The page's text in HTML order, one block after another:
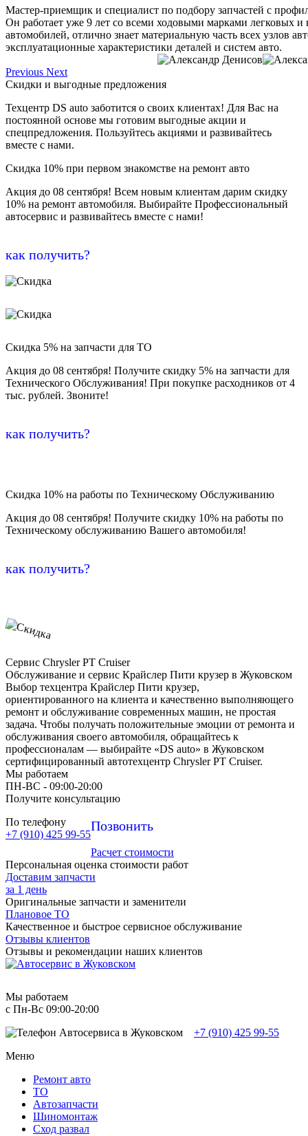
Мастер-приемщик и специалист по подбору запчастей с
Он работает уже 9 лет со всеми ходовыми марками легковых и
автомобилей, отлично знает материальную часть всех узлов
эксплуатационные характеристики деталей и систем авто.
Previous Next
Скидки и выгодные предложения
Техцентр DS auto заботится о своих клиентах! Для Вас на
постоянной основе мы готовим выгодные акции и
спецпредложения. Пользуйтесь акциями и развивайтесь
вместе с нами.
Скидка 10% при первом знакомстве на ремонт авто
Акция до 08 сентября! Всем новым клиентам дарим скидку
10% на ремонт автомобиля. Выбирайте Профессиональный
автосервис и развивайтесь вместе с нами!
как получить?
Скидка 5% на запчасти для ТО
Акция до 08 сентября! Получите скидку 5% на запчасти для
Технического Обслуживания! При покупке расходников от 4
тыс. рублей. Звоните!
как получить?
Скидка 10% на работы по Техническому Обслуживанию
Акция до 08 сентября! Получите скидку 10% на работы по
Техническому обслуживанию Вашего автомобиля!
как получить?
Сервис Chrysler PT Cruiser
Обслуживание и сервис Крайслер Пити крузер в Жуковском
Выбор техцентра Крайслер Пити крузер,
ориентированного на клиента и качественно выполняющего
ремонт и обслуживание современных машин, не простая
задача. Чтобы получать положительные эмоции от ремонта и
обслуживания своего автомобиля, обращайтесь к
профессионалам — выбирайте «DS auto» в Жуковском
сертифицированный автотехцентр Chrysler PT Cruiser.
Мы работаем
ПН-ВC - 09:00-20:00
Получите консультацию
По телефону
+7 (910) 425 99-55
Позвонить
Расчет стоимости
Персональная оценка стоимости работ
Доставим запчасти
за 1 день
Оригинальные запчасти и заменители
Плановое ТО
Качественное и быстрое сервисное обслуживание
Отзывы клиентов
Отзывы и рекомендации наших клиентов
Мы работаем
с Пн-Вc 09:00-20:00
+7 (910) 425 99-55
Меню
Ремонт авто
TO
Автозапчасти
Шиномонтаж
Сход развал